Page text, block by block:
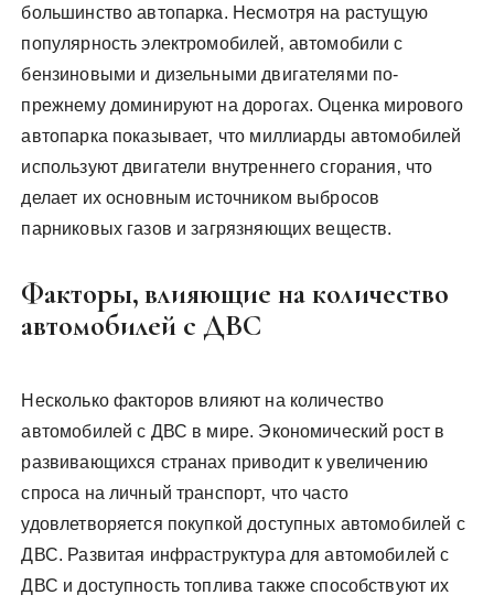
большинство автопарка. Несмотря на растущую
популярность электромобилей‚ автомобили с
бензиновыми и дизельными двигателями по-
прежнему доминируют на дорогах. Оценка мирового
автопарка показывает‚ что миллиарды автомобилей
используют двигатели внутреннего сгорания‚ что
делает их основным источником выбросов
парниковых газов и загрязняющих веществ.
Факторы‚ влияющие на количество
автомобилей с ДВС
Несколько факторов влияют на количество
автомобилей с ДВС в мире. Экономический рост в
развивающихся странах приводит к увеличению
спроса на личный транспорт‚ что часто
удовлетворяется покупкой доступных автомобилей с
ДВС. Развитая инфраструктура для автомобилей с
ДВС и доступность топлива также способствуют их